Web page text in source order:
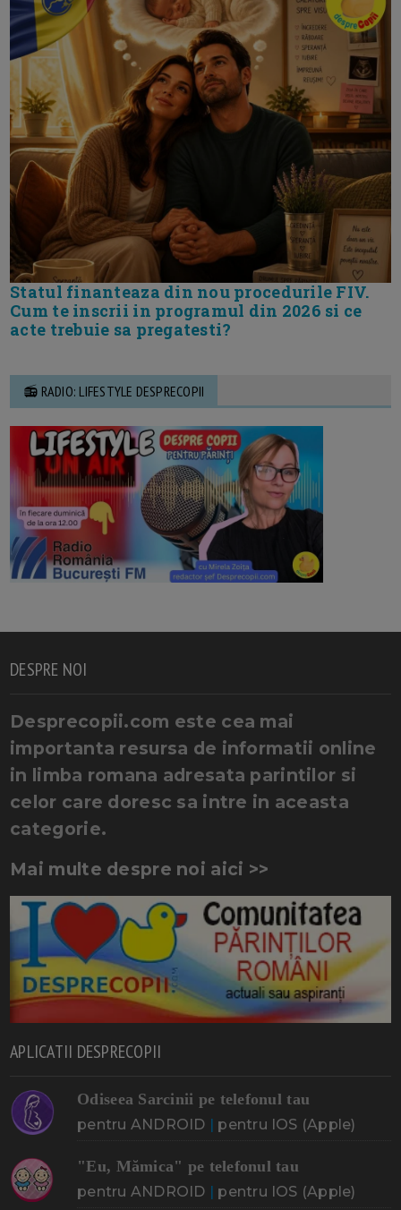
Statul finanteaza din nou procedurile FIV.
Cum te inscrii in programul din 2026 si ce
acte trebuie sa pregatesti?
📻 RADIO: LIFESTYLE DESPRECOPII
DESPRE NOI
Desprecopii.com este cea mai
importanta resursa de informatii online
in limba romana adresata parintilor si
celor care doresc sa intre in aceasta
categorie.
Mai multe despre noi aici >>
APLICATII DESPRECOPII
Odiseea Sarcinii pe telefonul tau
pentru ANDROID | pentru IOS (Apple)
"Eu, Mămica" pe telefonul tau
pentru ANDROID | pentru IOS (Apple)